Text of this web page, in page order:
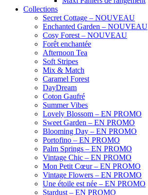
Collections
Secret Cottage – NOUVEAU
Enchanted Garden – NOUVEAU
Cosy Forest – NOUVEAU
Forêt enchantée
Afternoon Tea
Soft Stripes
Mix & Match
Caramel Forest
DayDream
Coton Gaufré
Summer Vibes
Lovely Blossom – EN PROMO
Sweet Garden – EN PROMO
Blooming Day – EN PROMO
Portofino – EN PROMO
Palm Springs – EN PROMO
Vintage Chic – EN PROMO
Mon Petit Cœur – EN PROMO
Vintage Flowers – EN PROMO
Une étoile est née – EN PROMO
Stardust – EN PROMO